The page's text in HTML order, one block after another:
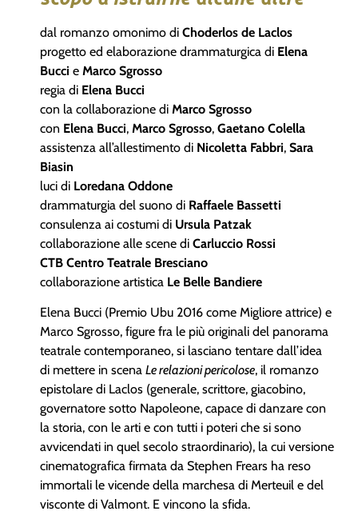
dal romanzo omonimo di Choderlos de Laclos
progetto ed elaborazione drammaturgica di Elena
Bucci e Marco Sgrosso
regia di Elena Bucci
con la collaborazione di Marco Sgrosso
con Elena Bucci, Marco Sgrosso, Gaetano Colella
assistenza all’allestimento di Nicoletta Fabbri, Sara
Biasin
luci di Loredana Oddone
drammaturgia del suono di Raffaele Bassetti
consulenza ai costumi di Ursula Patzak
collaborazione alle scene di Carluccio Rossi
CTB Centro Teatrale Bresciano
collaborazione artistica Le Belle Bandiere
Elena Bucci (Premio Ubu 2016 come Migliore attrice) e
Marco Sgrosso, figure fra le più originali del panorama
teatrale contemporaneo, si lasciano tentare dall’idea
di mettere in scena Le relazioni pericolose, il romanzo
epistolare di Laclos (generale, scrittore, giacobino,
governatore sotto Napoleone, capace di danzare con
la storia, con le arti e con tutti i poteri che si sono
avvicendati in quel secolo straordinario), la cui versione
cinematografica firmata da Stephen Frears ha reso
immortali le vicende della marchesa di Merteuil e del
visconte di Valmont. E vincono la sfida.